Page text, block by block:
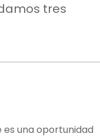
tres
una oportunidad